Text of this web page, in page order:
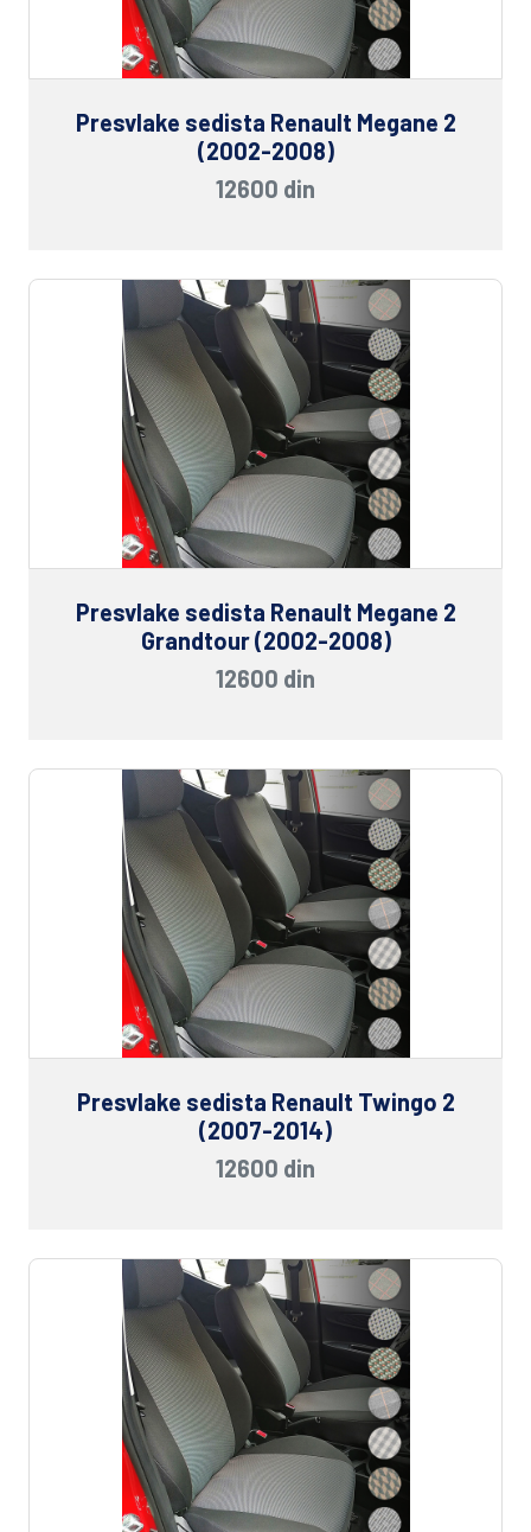
Presvlake sedista Renault Megane 2
(2002-2008)
12600 din
Presvlake sedista Renault Megane 2
Grandtour (2002-2008)
12600 din
Presvlake sedista Renault Twingo 2
(2007-2014)
12600 din